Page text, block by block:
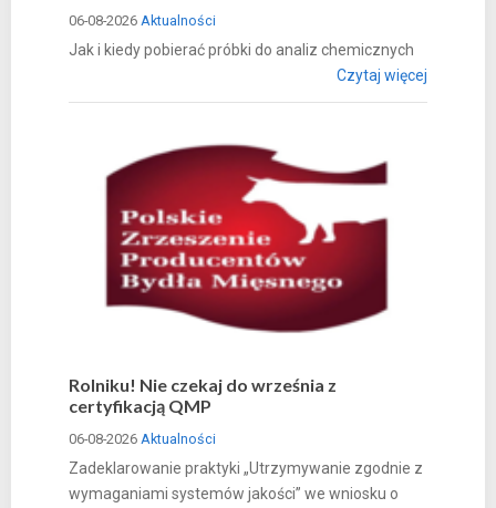
06-08-2026 Aktualności
Jak i kiedy pobierać próbki do analiz chemicznych
Czytaj więcej
Rolniku! Nie czekaj do września z
certyfikacją QMP
06-08-2026 Aktualności
Zadeklarowanie praktyki „Utrzymywanie zgodnie z
wymaganiami systemów jakości” we wniosku o